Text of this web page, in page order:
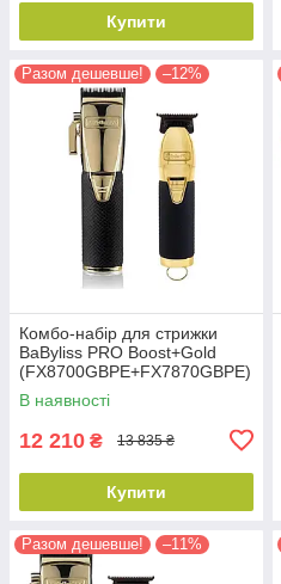
Купити
Разом дешевше! –12%
Комбо-набір для стрижки
BaByliss PRO Boost+Gold
(FX8700GBPE+FX7870GBPE)
В наявності
12 210 ₴ 13 835 ₴
Купити
Разом дешевше! –11%